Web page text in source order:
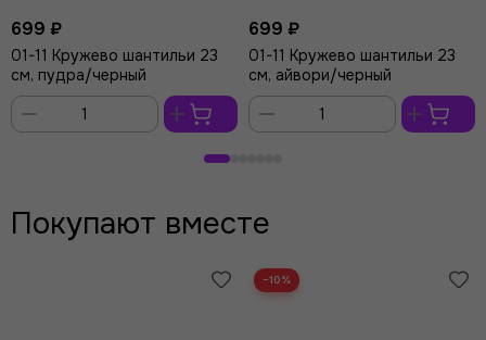
699 ₽
01-11 Кружево шантильи 23
см, пудра/черный
корзину
699 ₽
01-11 Кружево шантильи 23
см, айвори/черный
Покупают вместе
−10%